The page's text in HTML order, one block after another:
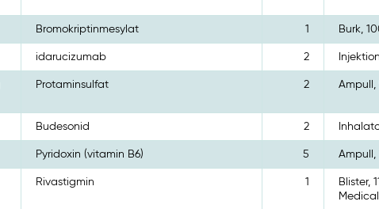
Bromokriptinmesylat 1 Burk,
idarucizumab 2
Protaminsulfat 2 Ampull,
Budesonid 2
Pyridoxin (vitamin B6) 5 Ampull,
Rivastigmin 1
Blister,